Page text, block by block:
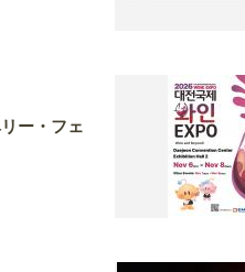
ー・フェ